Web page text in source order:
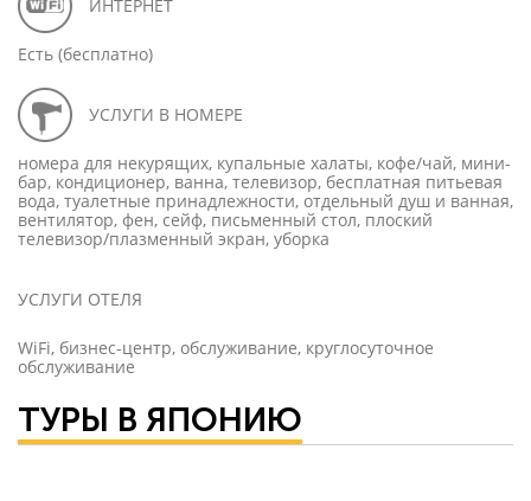
ИНТЕРНЕТ
Есть (бесплатно)
УСЛУГИ В НОМЕРЕ
номера для некурящих, купальные халаты, кофе/чай, мини-
бар, кондиционер, ванна, телевизор, бесплатная питьевая
вода, туалетные принадлежности, отдельный душ и ванная,
вентилятор, фен, сейф, письменный стол, плоский
телевизор/плазменный экран, уборка
УСЛУГИ ОТЕЛЯ
WiFi, бизнес-центр, обслуживание, круглосуточное
обслуживание
ТУРЫ В ЯПОНИЮ